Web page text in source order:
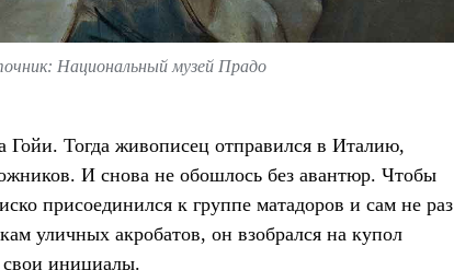
Национальный музей Прадо
Гойи. Тогда живописец отправился в Италию,
И снова не обошлось без авантюр. Чтобы
присоединился к группе матадоров и сам не раз
уличных акробатов, он взобрался на купол
свои инициалы.